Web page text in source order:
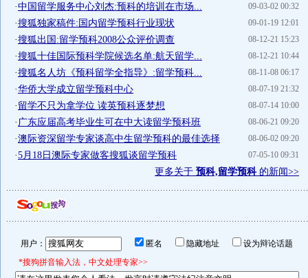
09-03-02 00:32
·中国留学服务中心刘杰:预科的培训在市场...
09-01-19 12:01
·搜狐独家稿件:国内留学预科行业现状
08-12-21 15:23
·搜狐出国:留学预科2008公众评价调查
08-12-21 10:44
·搜狐十佳国际预科学院候选名单:航天留学...
08-11-08 06:17
·搜狐名人坊《预科留学全指导》:留学预科...
08-07-19 21:32
·华侨大学成立留学预科中心
08-07-14 10:00
·留学不只为拿学位 读英预科逐梦想
08-06-21 09:20
· 广东应届高考毕业生可在中大读留学预科班
08-06-02 09:20
·澳际资深留学专家谈高中生留学预科的最佳选择
07-05-10 09:31
·5月18日澳际专家做客搜狐谈留学预科
更多关于 预科,留学预科的新闻>>
用户： 匿名 隐藏地址
设为辩论话题
*搜狗拼音输入法，中文处理专家>>